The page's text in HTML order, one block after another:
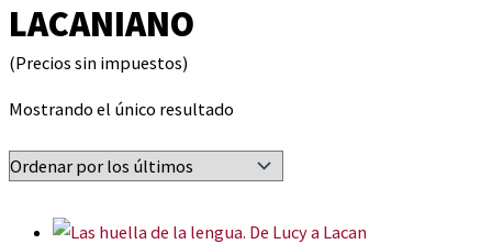
LACANIANO
(Precios sin impuestos)
Mostrando el único resultado